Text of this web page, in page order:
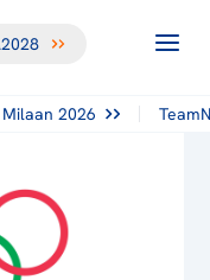
Milaan 2026